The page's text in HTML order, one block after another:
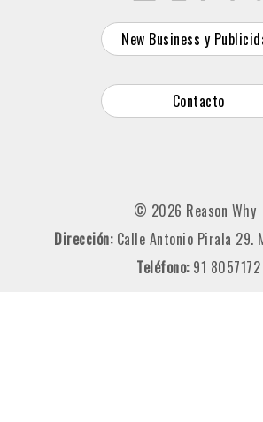
New Business y
Contacto
© 2026 Reason Why
Dirección: Calle Antonio Pirala 29.
Teléfono: 91 8057172